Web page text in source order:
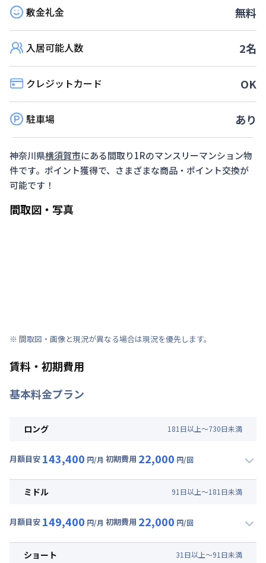
お送りします。
①8月を含む30日以上ご入居いただける方 ※ご利
用日数が条件に満たない場合は適用外となりま
す。 ②他の割引サービスとの併用はいたしかねま
対象期間
2026年7月6日~2026年8月31日
2026年7月～（空室がなくなり次第終了します）
敷金礼金 無料
入居可能人数 2名
クレジットカード OK
駐車場 あり
神奈川県横須賀市にある間取り1Rのマンスリーマンション物
件です。ポイント獲得で、さまざまな商品・ポイント交換が
可能です！
間取図・写真
※ 間取図・画像と現況が異なる場合は現況を優先します。
賃料・初期費用
基本料金プラン
ロング 181 日以上～730日未満
月額目安 143,400 円/月 初期費用 22,000 円/回
月額賃料目安(30日利用)
光熱費他 : 24,000円/月 (800円/日) (税抜)
その他費用 :
ミドル 91 日以上～181 日未満
月額目安 149,400 円/月 初期費用 22,000 円/回
月額賃料目安(30日利用)
ショート 31 日以上～91 日未満